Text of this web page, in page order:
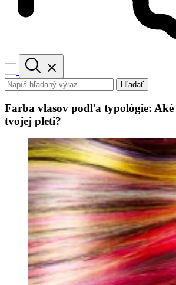
Hľadať
Farba vlasov podľa typológie: Aké
tvojej pleti?